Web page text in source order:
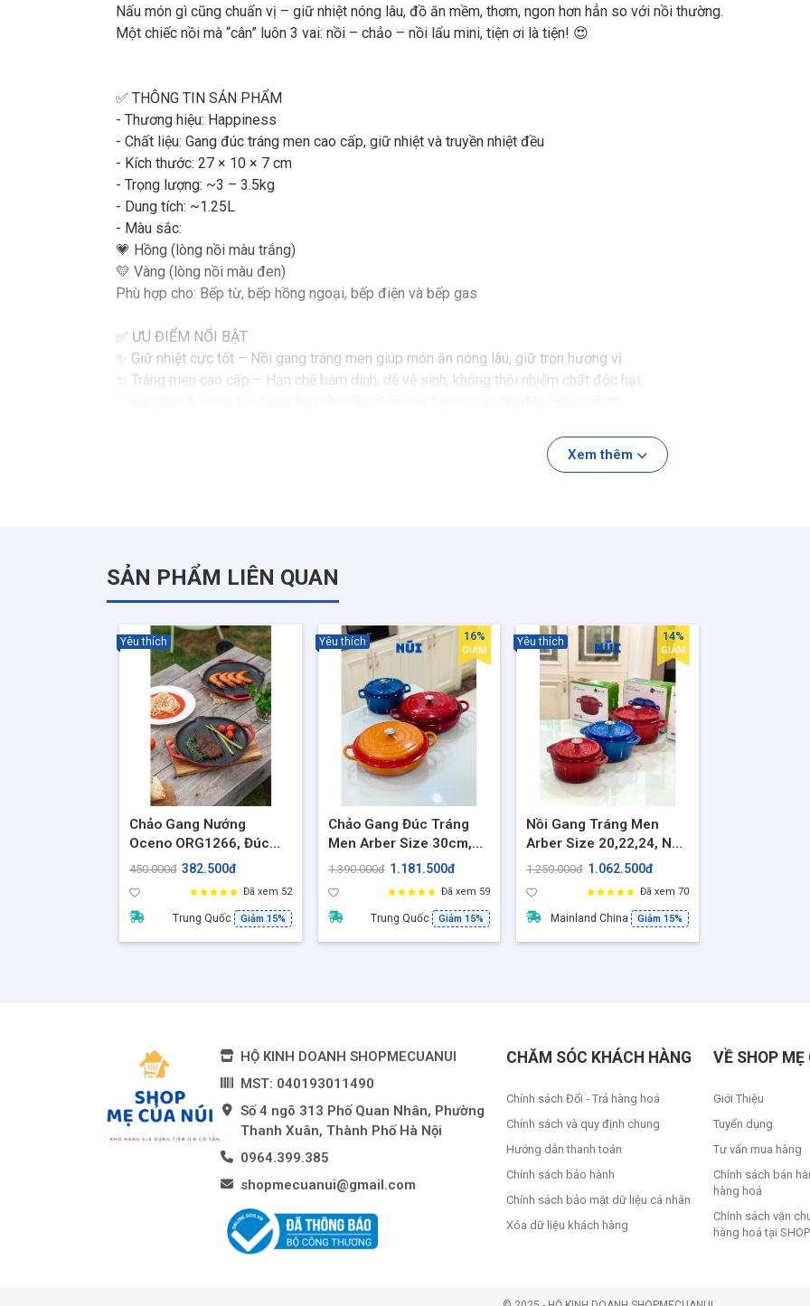
Nấu món gì cũng chuẩn vị – giữ nhiệt nóng lâu, đồ ăn mềm, thơm, ngon hơn hẳn so với nồi thường.
Một chiếc nồi mà “cân” luôn 3 vai: nồi – chảo – nồi lẩu mini, tiện ơi là tiện! 😍
✅ THÔNG TIN SẢN PHẨM
- Thương hiệu: Happiness
- Chất liệu: Gang đúc tráng men cao cấp, giữ nhiệt và truyền nhiệt đều
- Kích thước: 27 × 10 × 7 cm
- Trọng lượng: ~3 – 3.5kg
- Dung tích: ~1.25L
- Màu sắc:
💗 Hồng (lòng nồi màu trắng)
💛 Vàng (lòng nồi màu đen)
Phù hợp cho: Bếp từ, bếp hồng ngoại, bếp điện và bếp gas
✅ ƯU ĐIỂM NỔI BẬT
✨ Giữ nhiệt cực tốt – Nồi gang tráng men giúp món ăn nóng lâu, giữ trọn hương vị.
✨ Tráng men cao cấp – Hạn chế bám dính, dễ vệ sinh, không thôi nhiễm chất độc hại.
Xem thêm
SẢN PHẨM LIÊN QUAN
Chảo Gang Nướng
Oceno ORG1266, Đúc
Nguyên Khối size
450.000đ 382.500đ
Đã xem 52
Trung Quốc Giảm 15%
Yêu thích
Chảo Gang Đúc Tráng
Men Arber Size 30cm,
Chiên Xào Ninh Hầm,
Hợp Mọi loại bếp
1.390.000đ 1.181.500đ
Đã xem 59
Trung Quốc Giảm 15%
Yêu thích 16%
GIẢM
Nồi Gang Tráng Men
Arber Size 20,22,24, Nồi
Kho Cá, Hầm Thit Nấu
1.250.000đ 1.062.500đ
Đã xem 70
Mainland China Giảm 15%
Yêu thích 14%
GIẢM
HỘ KINH DOANH SHOPMECUANUI
MST: 040193011490
Số 4 ngõ 313 Phố Quan Nhân, Phường
Thanh Xuân, Thành Phố Hà Nội
0964.399.385
shopmecuanui@gmail.com
CHĂM SÓC KHÁCH HÀNG
Chính sách Đổi - Trả hàng hoá
Chính sách và quy định chung
Hướng dẫn thanh toán
Chính sách bảo hành
Chính sách bảo mật dữ liệu cá nhân
Xóa dữ liệu khách hàng
VỀ SHOP MẸ
Giới Thiệu
Tuyển dụng
Tư vấn mua hàng
Chính sách bán
hàng hoá
Chính sách vận
hàng hoá tại SHOP